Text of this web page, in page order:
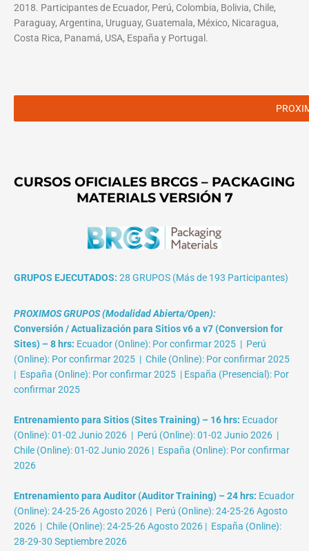
2018. Participantes de Ecuador, Perú, Colombia, Bolivia, Chile,
Paraguay, Argentina, Uruguay, Guatemala, México, Nicaragua,
Costa Rica, Panamá, USA, España y Portugal.
CURSOS OFICIALES BRCGS – PACKAGING
MATERIALS VERSIÓN 7
GRUPOS EJECUTADOS: 28 GRUPOS (Más de 193 Participantes)
PROXIMOS GRUPOS (Modalidad Abierta/Open):
Conversión / Actualización para Sitios v6 a v7 (Conversion for
Sites) – 8 hrs: Ecuador (Online): Por confirmar 2025 | Perú
(Online): Por confirmar 2025 | Chile (Online): Por confirmar 2025
| España (Online): Por confirmar 2025 | España (Presencial): Por
confirmar 2025
Entrenamiento para Sitios (Sites Training) – 16 hrs: Ecuador
(Online): 01-02 Junio 2026 | Perú (Online): 01-02 Junio 2026 |
Chile (Online): 01-02 Junio 2026 | España (Online): Por confirmar
2026
Entrenamiento para Auditor (Auditor Training) – 24 hrs: Ecuador
(Online): 24-25-26 Agosto 2026 | Perú (Online): 24-25-26 Agosto
2026 | Chile (Online): 24-25-26 Agosto 2026 | España (Online):
28-29-30 Septiembre 2026